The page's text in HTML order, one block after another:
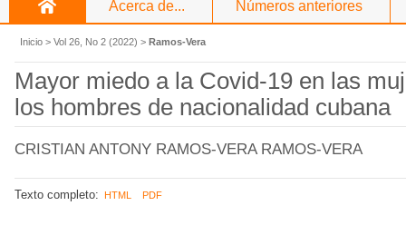
Acerca de... Números anteriores
Inicio > Vol 26, No 2 (2022) > Ramos-Vera
Mayor miedo a la Covid-19 en las
los hombres de nacionalidad cubana
CRISTIAN ANTONY RAMOS-VERA RAMOS-VERA
Texto completo: HTML PDF